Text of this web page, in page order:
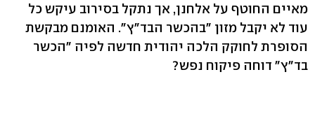
מאיים החוטף על אלחנן, אך נתקל בסירוב עיקש כל
עוד לא יקבל מזון "בהכשר הבד"ץ". האומנם מבקשת
הסופרת לחוקק הלכה יהודית חדשה לפיה "הכשר
בד"ץ" דוחה פיקוח נפש?